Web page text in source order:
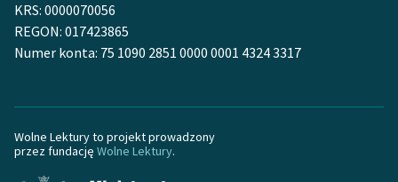
Dane fundacji i
sprawozdania finansowe
Informacja o treściach
wrażliwych
KRS: 0000070056
REGON: 017423865
Numer konta: 75 1090 2851 0000 0001 4324 3317
Wolne Lektury to projekt prowadzony
przez fundację Wolne Lektury.